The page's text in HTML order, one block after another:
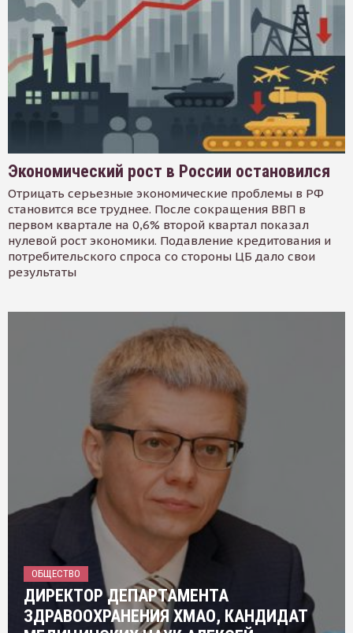
Экономический рост в России остановился
Отрицать серьезные экономические проблемы в РФ
становится все труднее. После сокращения ВВП в
первом квартале на 0,6% второй квартал показал
нулевой рост экономики. Подавление кредитования и
потребительского спроса со стороны ЦБ дало свои
результаты
ОБЩЕСТВО
ДИРЕКТОР ДЕПАРТАМЕНТА
ЗДРАВООХРАНЕНИЯ ХМАО, КАНДИДАТ